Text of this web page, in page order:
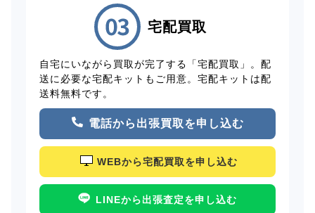
宅配買取
自宅にいながら買取が完了する「宅配買取」。配
送に必要な宅配キットもご用意。宅配キットは配
送料無料です。
電話から出張買取を申し込む
WEBから宅配買取を申し込む
LINEから出張査定を申し込む